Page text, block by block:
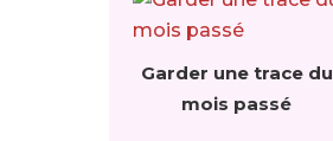
Garder une trace du
mois passé